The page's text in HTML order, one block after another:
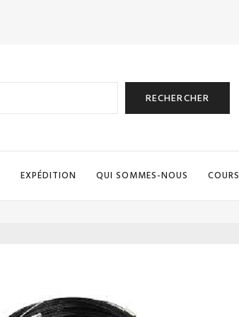
RECHERCHER
EXPÉDITION QUI SOMMES-NOUS COURS